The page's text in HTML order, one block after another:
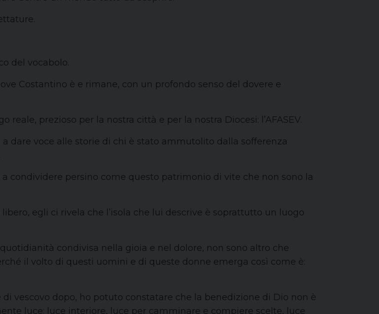
del vocabolo.
Costantino è e rimane, con un profondo senso del dovere e
prezioso per la nostra città e per la nostra Diocesi: l’AFASEV.
dare voce alle storie di chi è stato ammutolito dalla sofferenza
condividere persino come questo patrimonio di vite che non sono la
egli ci rivela che l’isola che lui descrive è soprattutto un luogo
condivisa nella gioia e nel dolore, non sono altro che
il volto di questi uomini e di queste donne emerga così come è:
vescovo dopo, ho potuto constatare che la benedizione di Dio non è
luce: luce interiore, luce per camminare e compiere scelte, luce